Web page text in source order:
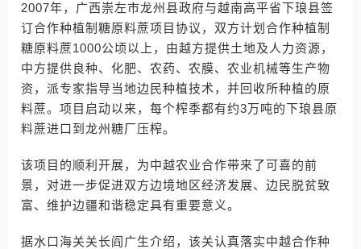
2007年，广西崇左市龙州县政府与越南高平省下琅县签
订合作种植制糖原料蔗项目协议，双方计划合作种植制
糖原料蔗1000公顷以上，由越方提供土地及人力资源，
中方提供良种、化肥、农药、农膜、农业机械等生产物
资，派专家指导当地边民种植技术，并回收所种植的原
料蔗。项目启动以来，每个榨季都有约3万吨的下琅县原
料蔗进口到龙州糖厂压榨。
该项目的顺利开展，为中越农业合作带来了可喜的前
景，对进一步促进双方边境地区经济发展、边民脱贫致
富、维护边疆和谐稳定具有重要意义。
据水口海关关长阎广生介绍，该关认真落实中越合作种